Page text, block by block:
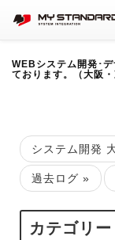
WEBシステム開発･
ております。（大阪・
システム開発
過去ログ »
カテゴリ